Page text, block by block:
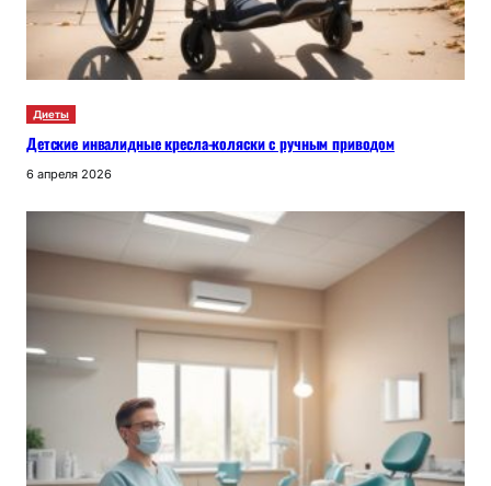
Диеты
Детские инвалидные кресла-коляски с ручным приводом
6 апреля 2026